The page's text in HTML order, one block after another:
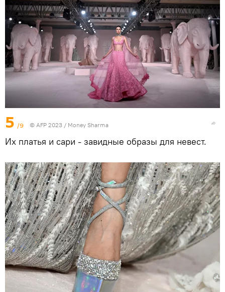
5 /9 © AFP 2023 / Money Sharma
Их платья и сари - завидные образы для невест.